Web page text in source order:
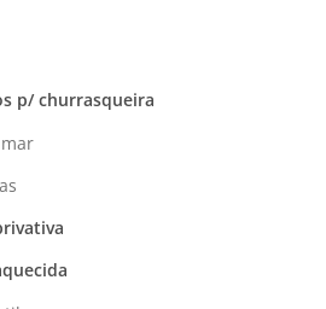
p/ churrasqueira